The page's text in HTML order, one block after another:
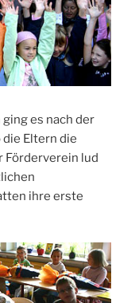
es nach der
Eltern die
Förderverein lud
ihre erste